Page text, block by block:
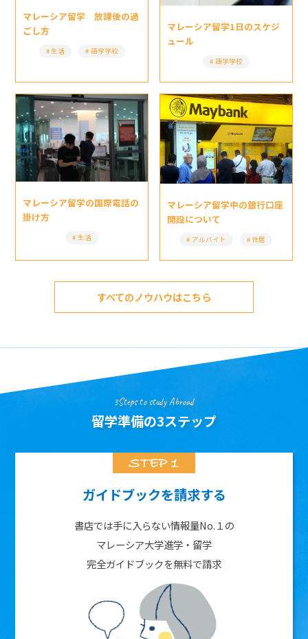
マレーシア留学 放課後の過
ごし方
生活 語学学校
マレーシア留学1日のスケジ
ュール
語学学校
マレーシア留学の国際電話の
掛け方
生活
マレーシア留学中の銀行口座
開設について
アルバイト 住居
すべてのノウハウはこちら
3Steps to study Abroad
留学準備の3ステップ
ガイドブックを請求する
書店では手に入らない情報量No.１の
マレーシア大学進学・留学
完全ガイドブックを無料で請求